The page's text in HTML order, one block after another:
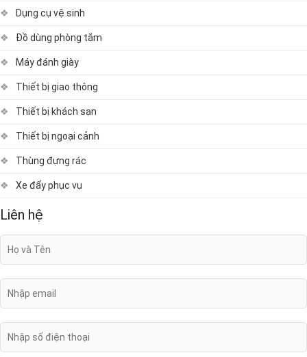
Dụng cụ vệ sinh
Đồ dùng phòng tắm
Máy đánh giày
Thiết bị giao thông
Thiết bị khách sạn
Thiết bị ngoại cảnh
Thùng đựng rác
Xe đẩy phục vụ
Liên hệ